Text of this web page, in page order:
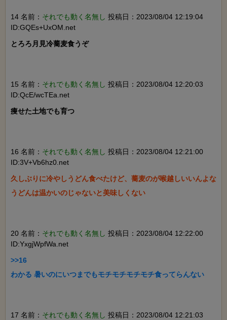
14 名前： それでも動く名無し 投稿日：2023/08/04 12:19:04
ID:GQEs+UxOM.net
とろろ月見冷蕎麦食うぞ
15 名前： それでも動く名無し 投稿日：2023/08/04 12:20:03
ID:QcE/wcTEa.net
痩せた土地でも育つ
16 名前： それでも動く名無し 投稿日：2023/08/04 12:21:00
ID:3V+Vb6hz0.net
久しぶりに冷やしうどん食べたけど、蕎麦のが喉越しいいんよな
うどんは温かいのじゃないと美味しくない
20 名前： それでも動く名無し 投稿日：2023/08/04 12:22:00
ID:YxgjWpfWa.net
>>16
わかる 暑いのにいつまでもモチモチモチモチ食ってらんない
17 名前： それでも動く名無し 投稿日：2023/08/04 12:21:03